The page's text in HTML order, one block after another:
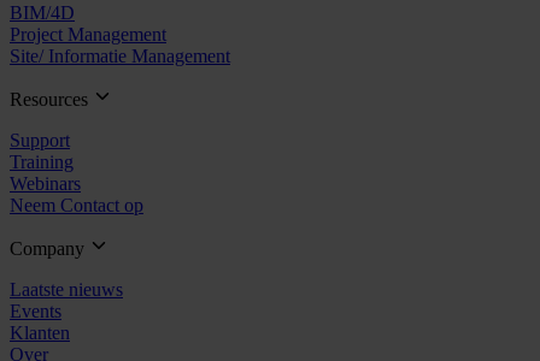
BIM/4D
Project Management
Site/ Informatie Management
Resources
Support
Training
Webinars
Neem Contact op
Company
Laatste nieuws
Events
Klanten
Over